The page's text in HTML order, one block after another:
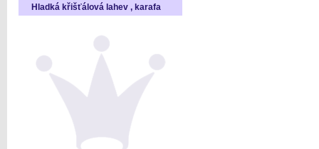
Hladká křišťálová lahev , karafa